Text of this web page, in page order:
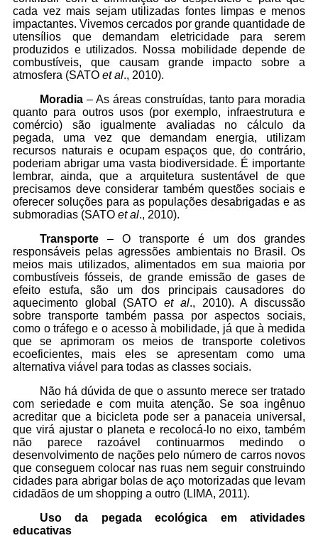
cada vez mais sejam utilizadas fontes limpas e menos
impactantes. Vivemos cercados por grande quantidade de
utensílios que demandam eletricidade para serem
produzidos e utilizados. Nossa mobilidade depende de
combustíveis, que causam grande impacto sobre a
atmosfera (SATO et al., 2010).
Moradia– As áreas construídas, tanto para moradia
quanto para outros usos (por exemplo, infraestrutura e
comércio) são igualmente avaliadas no cálculo da
pegada, uma vez que demandam energia, utilizam
recursos naturais e ocupam espaços que, do contrário,
poderiam abrigar uma vasta biodiversidade. É importante
lembrar, ainda, que a arquitetura sustentável de que
precisamos deve considerar também questões sociais e
oferecer soluções para as populações desabrigadas e as
submoradias (SATO et al., 2010).
Transporte– O transporte é um dos grandes
responsáveis pelas agressões ambientais no Brasil. Os
meios mais utilizados, alimentados em sua maioria por
combustíveis fósseis, de grande emissão de gases de
efeito estufa, são um dos principais causadores do
aquecimento global (SATOet al., 2010). A discussão
sobre transporte também passa por aspectos sociais,
como o tráfego e o acesso à mobilidade, já que à medida
que se aprimoram os meios de transporte coletivos
ecoeficientes, mais eles se apresentam como uma
alternativa viável para todas as classes sociais.
Não há dúvida de que o assunto merece ser tratado
com seriedade e com muita atenção. Se soa ingênuo
acreditar que a bicicleta pode ser a panaceia universal,
que virá ajustar o planeta e recolocá-lo no eixo, também
não parece razoável continuarmos medindo o
desenvolvimento de nações pelo número de carros novos
que conseguem colocar nas ruas nem seguir construindo
cidades para abrigar bolas de aço motorizadas que levam
cidadãos de um shopping a outro (LIMA, 2011).
Uso da pegada ecológica em atividades
educativas